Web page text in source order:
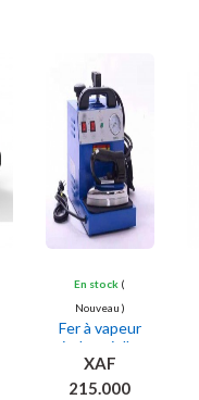
En stock (
Nouveau )
Fer à vapeur
industrielle
XAF
215.000